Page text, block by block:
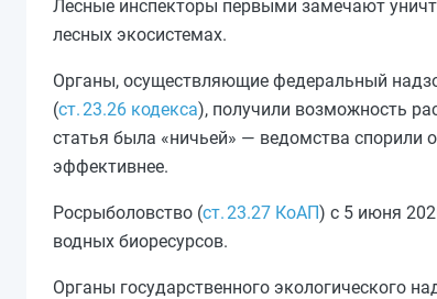
Лесные инспекторы первыми замечают
лесных экосистемах.
Органы, осуществляющие федеральный
(ст. 23.26 кодекса), получили возможность
статья была «ничьей» — ведомства спорили
эффективнее.
Росрыболовство (ст. 23.27 КоАП) с 5 июня
водных биоресурсов.
Органы государственного экологического